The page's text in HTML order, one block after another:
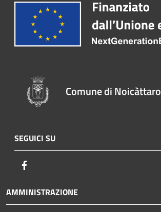
Comune di Noicàttaro
SEGUICI SU
AMMINISTRAZIONE